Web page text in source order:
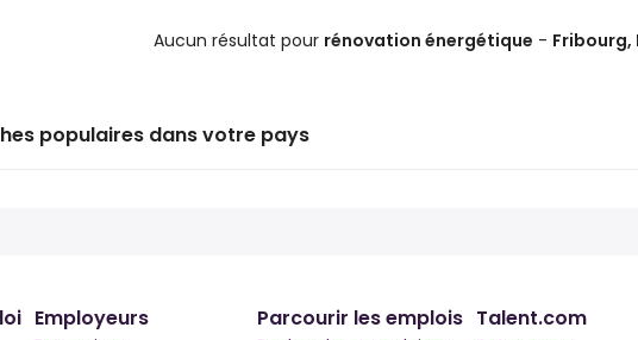
Aucun résultat pour rénovation énergétique - Fribourg,
populaires dans votre pays
Employeurs Parcourir les emplois Talent.com